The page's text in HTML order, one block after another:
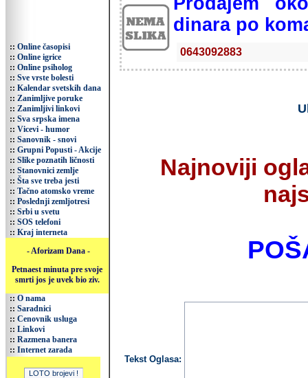
:: Online časopisi
:: Online igrice
:: Online psiholog
:: Sve vrste bolesti
:: Kalendar svetskih dana
:: Zanimljive poruke
:: Zanimljivi linkovi
:: Sva srpska imena
:: Vicevi - humor
:: Sanovnik - snovi
:: Grupni Popusti - Akcije
:: Slike poznatih ličnosti
:: Stanovnici zemlje
:: Šta sve treba jesti
:: Tačno atomsko vreme
:: Poslednji zemljotresi
:: Srbi u svetu
:: SOS telefoni
:: Kraj interneta
- Aforizam Dana -
Petnaest minuta pre svoje
smrti jos je uvek bio ziv.
:: O nama
:: Saradnici
:: Cenovnik usluga
:: Linkovi
:: Razmena banera
:: Internet zarada
dinara po
0643092883
Najnoviji
Tekst Oglasa: